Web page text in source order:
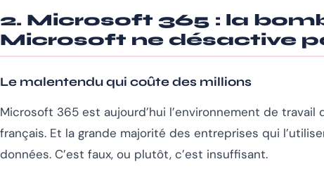
2. Microsoft 365 : la
Microsoft ne désactive
Le malentendu qui coûte des millions
Microsoft 365 est aujourd’hui l’environnement de
français. Et la grande majorité des entreprises qui
données. C’est faux, ou plutôt, c’est insuffisant.